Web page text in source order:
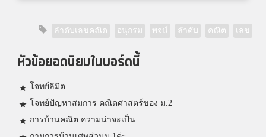
ลำดับเลขคณิต อนุกรม พจน์ ลำดับ คณิต เลข
หัวข้อยอดนิยมในบอร์ดนี้
โจทย์ลิมิต
โจทย์ปัญหาสมการ คณิตศาสตร์ของ ม.2
การบ้านคณิต ความน่าจะเป็น